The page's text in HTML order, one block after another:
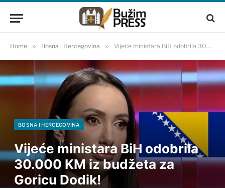
Home » Bosna i Hercegovina » Vijeće ministara BiH odobrila 30.000 KM iz budžeta za Goricu Dodik!
BOSNA I HERCEGOVINA
Vijeće ministara BiH odobrila
30.000 KM iz budžeta za
Goricu Dodik!